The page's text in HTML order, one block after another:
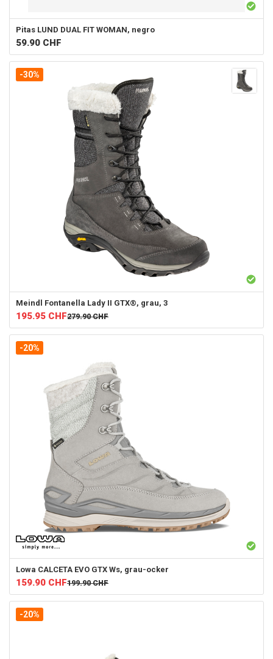
Pitas LUND DUAL FIT WOMAN, negro
59.90 CHF
-30%
Meindl Fontanella Lady II GTX®, grau, 3
195.95 CHF279.90 CHF
-20%
Lowa CALCETA EVO GTX Ws, grau-ocker
159.90 CHF199.90 CHF
-20%